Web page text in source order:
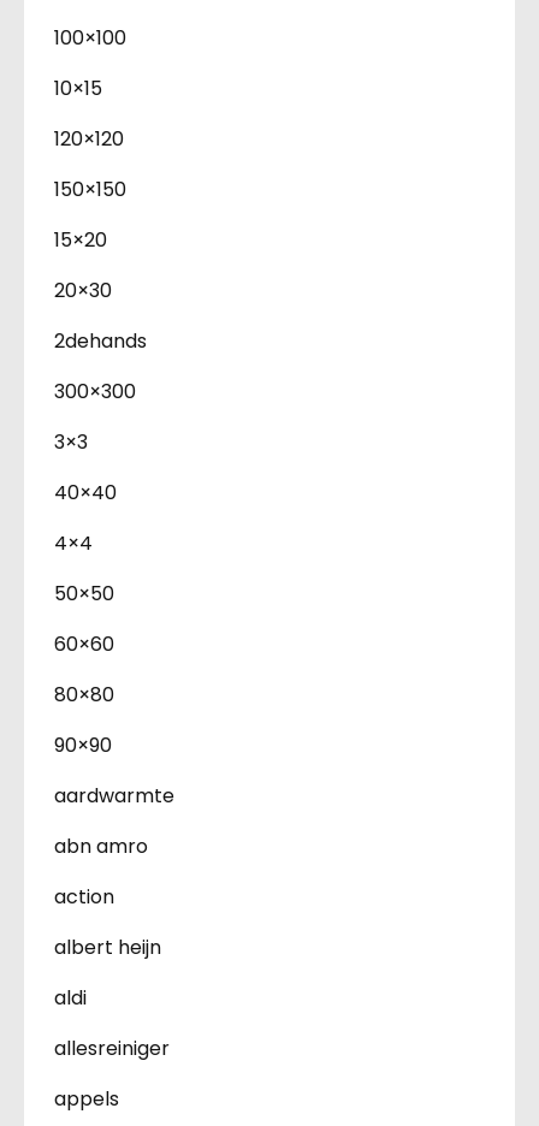
100×100
10×15
120×120
150×150
15×20
20×30
2dehands
300×300
3×3
40×40
4×4
50×50
60×60
80×80
90×90
aardwarmte
abn amro
action
albert heijn
aldi
allesreiniger
appels